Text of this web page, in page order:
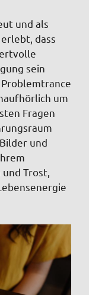
und als
dass
sein
um
Fragen
und
Trost,